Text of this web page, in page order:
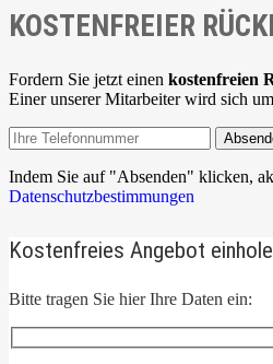
KOSTENFREIER
Fordern Sie jetzt einen kostenfreien
Einer unserer Mitarbeiter wird sich
Indem Sie auf "Absenden" klicken,
Datenschutzbestimmungen
Kostenfreies Angebot
Bitte tragen Sie hier Ihre Daten ein: